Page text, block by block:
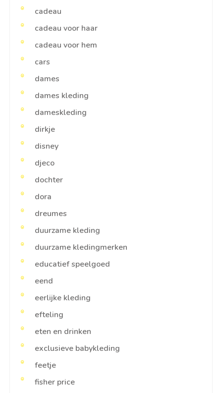
cadeau
cadeau voor haar
cadeau voor hem
cars
dames
dames kleding
dameskleding
dirkje
disney
djeco
dochter
dora
dreumes
duurzame kleding
duurzame kledingmerken
educatief speelgoed
eend
eerlijke kleding
efteling
eten en drinken
exclusieve babykleding
feetje
fisher price